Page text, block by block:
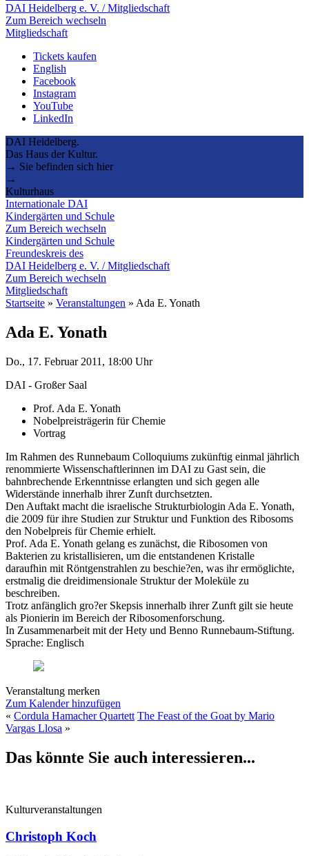
DAI Heidelberg e. V. / Mitgliedschaft
Zum Bereich wechseln
Mitgliedschaft
Tickets kaufen
English
Facebook
Instagram
YouTube
LinkedIn
DAI Heidelberg.
Das Haus der Kultur.
→ Sie befinden sich hier
→
Kulturhaus
Internationale DAI
Kindergärten und Schule
Zum Bereich wechseln
Kindergärten und Schule
Freundeskreis des
DAI Heidelberg e. V. / Mitgliedschaft
Zum Bereich wechseln
Mitgliedschaft
Startseite » Veranstaltungen » Ada E. Yonath
Ada E. Yonath
Do., 17. Februar 2011, 18:00 Uhr
DAI - Großer Saal
Prof. Ada E. Yonath
Nobelpreisträgerin für Chemie
Vortrag
Im Rahmen des Runnebaum Colloquiums zukünftig einmal jährlich
renommierte Wissenschaftlerinnen im DAI zu Gast sein, die
bahnbrechende Erkenntnisse erlangten und sich gegen alle
Widerstände innerhalb ihrer Zunft durchsetzten.
Den Auftakt macht die israelische Strukturbiologin Ada E. Yonath,
die 2009 für ihre Studien zur Struktur und Funktion des Ribosoms
den Nobelpreis für Chemie erhielt.
Prof. Ada E. Yonath gelang es zunächst, die Ribosomen von
Bakterien zu kristallisieren, um die entstandenen Kristalle
daraufhin mit Röntgenstrahlen zu beschie?en, was ihr ermöglichte,
erstmalig die dreidimensionale Struktur der Moleküle zu
beschreiben.
Trotz anfänglich gro?er Skepsis innerhalb ihrer Zunft gilt sie heute
als Pionierin im Bereich der Ribosomenforschung.
In Zusammenarbeit mit der Hety und Benno Runnebaum-Stiftung.
Sprache: Englisch
Veranstaltung merken
Zum Kalender hinzufügen
« Cordula Hamacher Quartett The Feast of the Goat by Mario
Vargas Llosa »
Das könnte Sie auch interessieren...
Kulturveranstaltungen
Christoph Koch